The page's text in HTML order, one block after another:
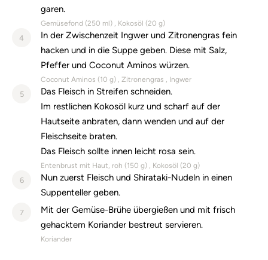
garen.
Gemüsefond (250 ml) Kokosöl (20 g)
4
In der Zwischenzeit Ingwer und Zitronengras fein
hacken und in die Suppe geben. Diese mit Salz,
Pfeffer und Coconut Aminos würzen.
Coconut Aminos (10 g) Zitronengras Ingwer
5
Das Fleisch in Streifen schneiden.
Im restlichen Kokosöl kurz und scharf auf der
Hautseite anbraten, dann wenden und auf der
Fleischseite braten.
Das Fleisch sollte innen leicht rosa sein.
Entenbrust mit Haut, roh (150 g) Kokosöl (20 g)
6
Nun zuerst Fleisch und Shirataki-Nudeln in einen
Suppenteller geben.
7
Mit der Gemüse-Brühe übergießen und mit frisch
gehacktem Koriander bestreut servieren.
Koriander